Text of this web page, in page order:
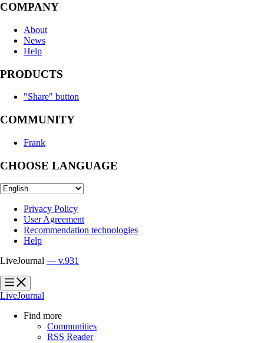
COMPANY
About
News
Help
PRODUCTS
"Share" button
COMMUNITY
Frank
CHOOSE LANGUAGE
Privacy Policy
User Agreement
Recommendation technologies
Help
LiveJournal — v.931
?
?
LiveJournal
Find more
Communities
RSS Reader